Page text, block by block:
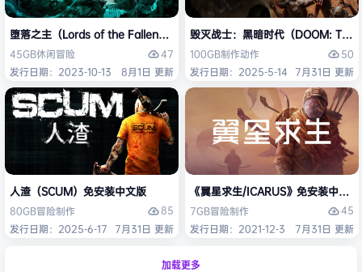
堕落之主（Lords of the Fallen）免安装中文版
45GB休闲冒险
47
发行日期：2023-10-13
8月1日 更新
毁灭战士：黑暗时代（DOOM: The
100GB制作动作
50
发行日期：2025-5-14 7月31日 更新
人渣（SCUM）免安装中文版
80GB冒险制作
85
发行日期：2025-6-17 7月31日 更新
《翼星求生/ICARUS》免安装中文版
7GB冒险制作
45
发行日期：2021-12-3
7月31日 更新
加载更多